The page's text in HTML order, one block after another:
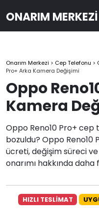
ONARIM MERKEZI
Onarım Merkezi > Cep Telefonu >
Pro+ Arka Kamera Değişimi
Oppo
Kamera
Oppo Reno10 Pro+ cep
bozuldu? Oppo
ücreti, değişim süreci
onarımı hakkında daha
HIZLI TESLİMAT